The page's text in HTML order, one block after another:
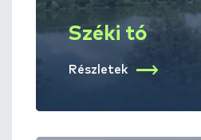
Széki tó
Részletek